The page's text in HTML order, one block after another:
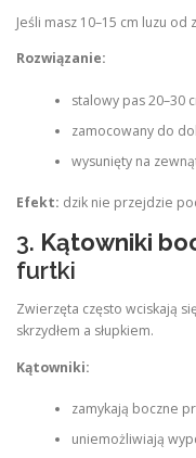
Jeśli masz 10–15 cm luzu
Rozwiązanie:
stalowy pas 20–30
zamocowany do
wysunięty na
Efekt: dzik nie przejdzie
3. Kątowniki
furtki
Zwierzęta często wciskają
skrzydłem a słupkiem.
Kątowniki:
zamykają boczne
uniemożliwiają